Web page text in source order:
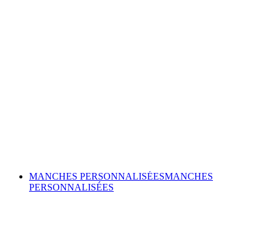
MANCHES PERSONNALISÉESMANCHES
PERSONNALISÉES